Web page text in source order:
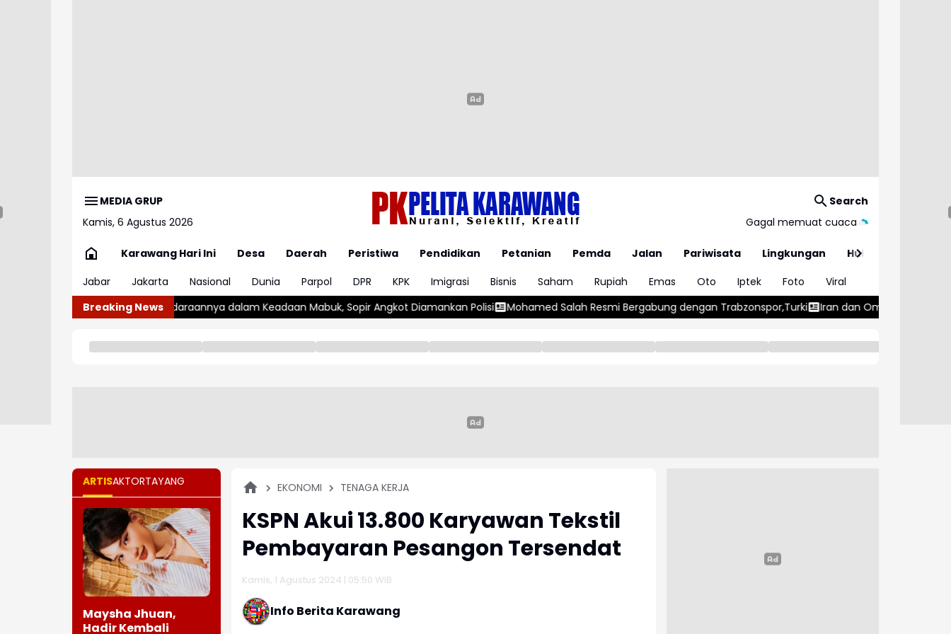
MEDIA GRUP
Kamis, 6 Agustus 2026
Search
Gagal memuat cuaca
Karawang Hari Ini Desa Daerah Peristiwa Pendidikan Petanian Pemda Jalan Pariwisata Lingkungan
Hukum
Jabar
Jakarta Nasional Dunia Parpol DPR KPK Imigrasi Bisnis Saham Rupiah Emas Oto Iptek Foto
Viral
Breaking News
Kendaraannya dalam Keadaan Mabuk, Sopir Angkot Diamankan Polisi Mohamed Salah Resmi Bergabung dengan Trabzonspor,Turki Iran dan Oman Capai Kesepahaman Jalur
ARTISAKTORTAYANG
Maysha Jhuan,
Hadir Kembali
EKONOMI TENAGA KERJA
KSPN Akui 13.800 Karyawan Tekstil
Pembayaran Pesangon Tersendat
Kamis, 1 Agustus 2024 | 05:50 WIB
Info Berita Karawang